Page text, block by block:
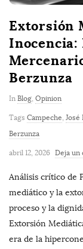
Extorsión
Inocencia:
Berzunza
In Blog, Opinion
Tags Campeche, José
Berzunza
abril 12, 2026 Deja un
Análisis crítico de
mediático y la
proceso y la
Extorsión
era de la